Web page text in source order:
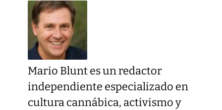
Mario Blunt es un redactor
independiente especializado en
cultura cannábica, activismo y